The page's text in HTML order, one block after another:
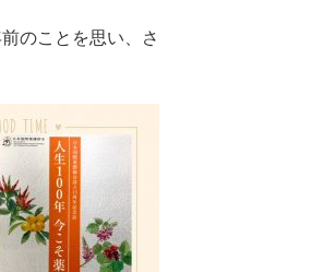
のことを思い、さ